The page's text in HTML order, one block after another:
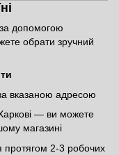
допомогою
обрати зручний
вказаною адресою
— ви можете
магазині
протягом 2-3 робочих